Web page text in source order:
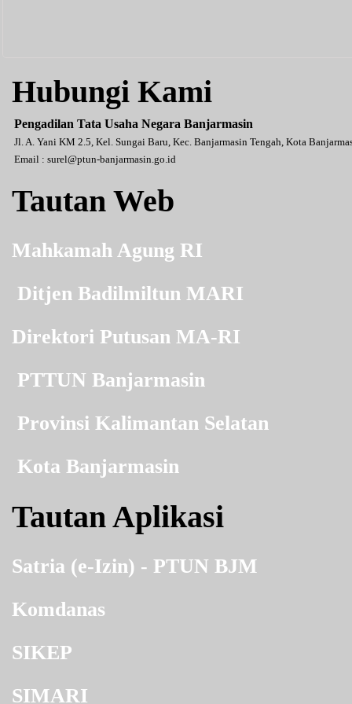
Hubungi Kami
Pengadilan Tata Usaha Negara Banjarmasin
Jl. A. Yani KM 2.5, Kel. Sungai Baru, Kec. Banjarmasin Tengah, Kota
Email : surel@ptun-banjarmasin.go.id
Tautan Web
Mahkamah Agung RI
Ditjen Badilmiltun MARI
Direktori Putusan MA-RI
PTTUN Banjarmasin
Provinsi Kalimantan Selatan
Kota Banjarmasin
Tautan Aplikasi
Satria (e-Izin) - PTUN BJM
Komdanas
SIKEP
SIMARI